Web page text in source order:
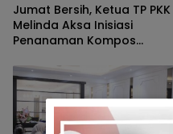
Jumat Bersih, Ketua TP PKK
Melinda Aksa Inisiasi
Penanaman Kompos